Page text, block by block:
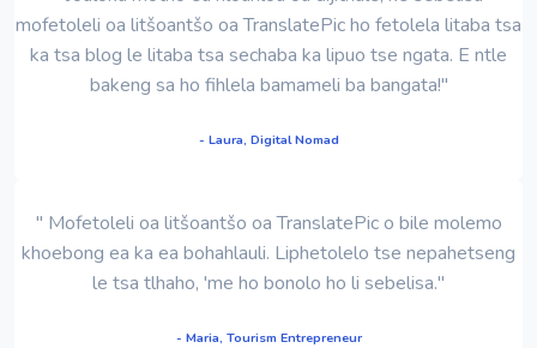
mofetoleli oa litšoantšo oa TranslatePic ho fetolela litaba tsa
ka tsa blog le litaba tsa sechaba ka lipuo tse ngata. E ntle
bakeng sa ho fihlela bamameli ba bangata!"
- Laura, Digital Nomad
" Mofetoleli oa litšoantšo oa TranslatePic o bile molemo
khoebong ea ka ea bohahlauli. Liphetolelo tse nepahetseng
le tsa tlhaho, 'me ho bonolo ho li sebelisa."
- Maria, Tourism Entrepreneur